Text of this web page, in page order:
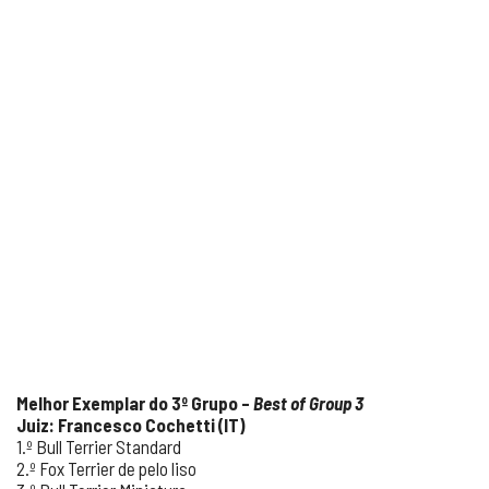
Melhor Exemplar do 3º Grupo – Best of Group 3
Juiz: Francesco Cochetti (IT)
1.º Bull Terrier Standard
2.º Fox Terrier de pelo liso